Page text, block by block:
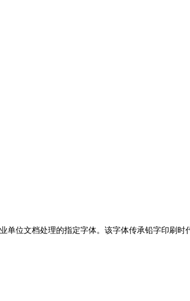
位文档处理的指定字体。该字体传承铅字印刷时